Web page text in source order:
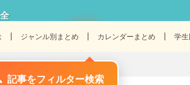
ジャンル別まとめ カレンダーまとめ 学
記事をフィルター検索